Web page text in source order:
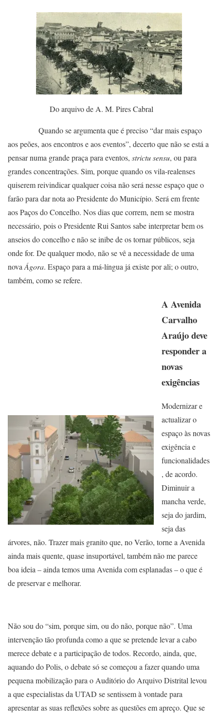
Do arquivo de A. M. Pires Cabral
Quando se argumenta que é preciso “dar mais espaço
aos peões, aos encontros e aos eventos”, decerto que não se está a
pensar numa grande praça para eventos, strictu sensu, ou para
grandes concentrações. Sim, porque quando os vila-realenses
quiserem reivindicar qualquer coisa não será nesse espaço que o
farão para dar nota ao Presidente do Município. Será em frente
aos Paços do Concelho. Nos dias que correm, nem se mostra
necessário, pois o Presidente Rui Santos sabe interpretar bem os
anseios do concelho e não se inibe de os tornar públicos, seja
onde for. De qualquer modo, não se vê a necessidade de uma
nova Ágora. Espaço para a má-língua já existe por ali; o outro,
também, como se refere.
A Avenida
Carvalho
Araújo deve
responder a
novas
exigências
Modernizar e
actualizar o
espaço às novas
exigência e
funcionalidades
, de acordo.
Diminuir a
mancha verde,
seja do jardim,
seja das
árvores, não. Trazer mais granito que, no Verão, torne a Avenida
ainda mais quente, quase insuportável, também não me parece
boa ideia – ainda temos uma Avenida com esplanadas – o que é
de preservar e melhorar.
Não sou do “sim, porque sim, ou do não, porque não”. Uma
intervenção tão profunda como a que se pretende levar a cabo
merece debate e a participação de todos. Recordo, ainda, que,
aquando do Polis, o debate só se começou a fazer quando uma
pequena mobilização para o Auditório do Arquivo Distrital levou
a que especialistas da UTAD se sentissem à vontade para
apresentar as suas reflexões sobre as questões em apreço. Que se